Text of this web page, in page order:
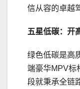
信从容的卓越
五星低碳： 开
绿色低碳是高
端豪华MPV标
段就秉承全链